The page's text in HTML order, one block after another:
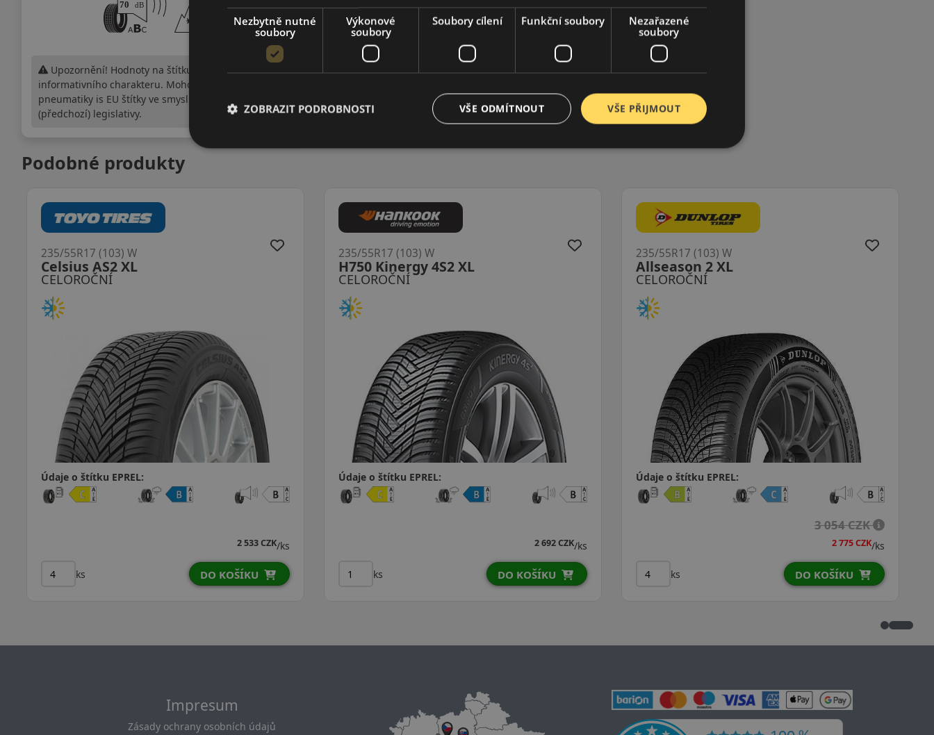
Upozornění! Hodnoty na štítku jsou pouze
informativního charakteru. Mohou být dodány
pneumatiky is EU štítky ve smyslu dosud platné
(předchozí) legislativy.
Podobné produkty
CELOROČNÍ
FSR401 XL
235/55R17 (103) W
Údaje o štítku EPREL:
1 696 CZK/ks
ks DO KOŠÍKU
CELOROČNÍ
LH71 G Fit 4S XL
235/55R17 (103) W
Údaje o štítku EPREL:
2 299 CZK/ks
ks DO KOŠÍKU
CELOROČNÍ
H750 XL
235/55R17 (103) W
Údaje o štítku EPREL:
2 721 CZK
2 476 CZK/ks
ks DO KOŠÍKU
Impresum
Zásady ochrany osobních údajů
Nezbytně nutné
soubory
Výkonové
soubory
Soubory cílení Funkční soubory
Nezařazené
soubory
VŠE PŘIJMOUT
VŠE ODMÍTNOUT
ZOBRAZIT PODROBNOSTI